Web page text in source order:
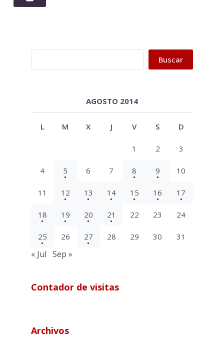
Buscar
AGOSTO 2014
L M X J V S D
1 2 3
4 5 6 7 8 9 10
11 12 13 14 15 16 17
18 19 20 21 22 23 24
25 26 27 28 29 30 31
« Jul Sep »
Contador de visitas
Archivos